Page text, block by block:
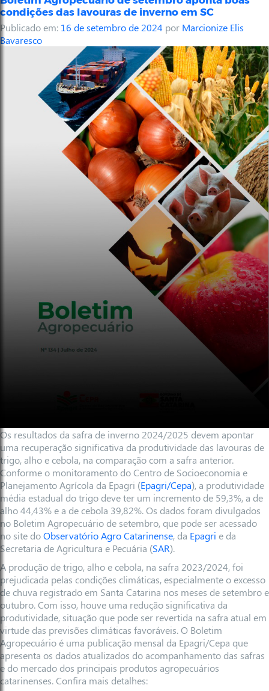
condições das lavouras de inverno em SC
Publicado em: 16 de setembro de 2024 por Marcionize Elis
Bavaresco
Os resultados da safra de inverno 2024/2025 devem apontar
uma recuperação significativa da produtividade das lavouras de
trigo, alho e cebola, na comparação com a safra anterior.
Conforme o monitoramento do Centro de Socioeconomia e
Planejamento Agrícola da Epagri (Epagri/Cepa), a produtividade
média estadual do trigo deve ter um incremento de 59,3%, a de
alho 44,43% e a de cebola 39,82%. Os dados foram divulgados
no Boletim Agropecuário de setembro, que pode ser acessado
no site doObservatório Agro Catarinense, da Epagri e da
Secretaria de Agricultura e Pecuária (SAR).
A produção de trigo, alho e cebola, na safra 2023/2024, foi
prejudicada pelas condições climáticas, especialmente o excesso
de chuva registrado em Santa Catarina nos meses de setembro e
outubro. Com isso, houve uma redução significativa da
produtividade, situação que pode ser revertida na safra atual em
virtude das previsões climáticas favoráveis. O Boletim
Agropecuário é uma publicação mensal da Epagri/Cepa que
apresenta os dados atualizados do acompanhamento das safras
e do mercado dos principais produtos agropecuários
catarinenses. Confira mais detalhes: